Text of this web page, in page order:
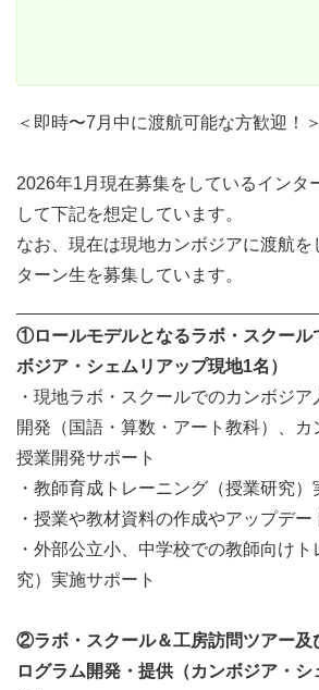
＜即時〜7月中に渡航可能な方歓迎！＞
2026年1月現在募集をしているインタ
して下記を想定しています。
なお、現在は現地カンボジアに渡航を
ターン生を募集しています。
①ロールモデルとなるラボ・スクール
ボジア・シェムリアップ現地1名）
・現地ラボ・スクールでのカンボジ
開発（国語・算数・アート教科）、
授業開発サポート
・教師育成トレーニング（授業研究）
・授業や教材資料の作成やアップデー
・外部公立小、中学校での教師向け
究）実施サポート
②ラボ・スクール＆工房訪問ツアー及
ログラム開発・提供（カンボジア・